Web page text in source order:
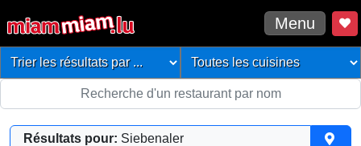
Menu
Résultats pour: Siebenaler